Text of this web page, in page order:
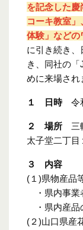
を記念した
コーキ教室
体験」などの
に引き続き
き、同社の
めに来場され
１ 日時 令
２ 場所 三
太子堂二丁目
３ 内容
(１)県物産品
・県内事業
・県内産品
(２)山口県産